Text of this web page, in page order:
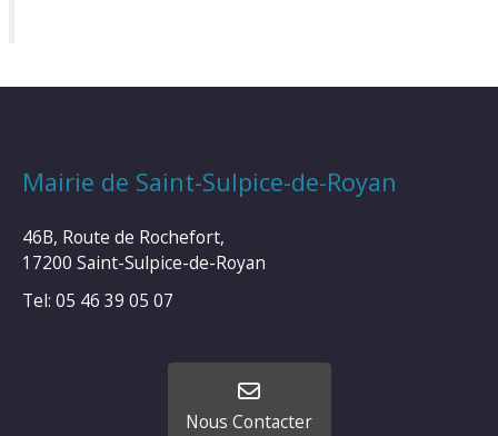
Mairie de Saint-Sulpice-de-Royan
46B, Route de Rochefort,
17200 Saint-Sulpice-de-Royan
Tel: 05 46 39 05 07
Nous Contacter